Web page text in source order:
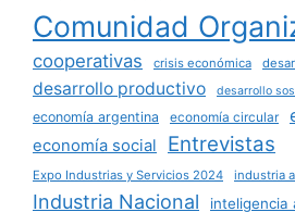
Comunidad
cooperativas crisis económica
desarrollo productivo desarrollo
economía argentina economía circular
economía social Entrevistas
Expo Industrias y Servicios 2024 industria
Industria Nacional inteligencia